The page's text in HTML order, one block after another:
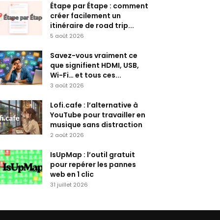
Étape par Étape : comment
créer facilement un
itinéraire de road trip...
5 août 2026
Savez-vous vraiment ce
que signifient HDMI, USB,
Wi-Fi… et tous ces...
3 août 2026
Lofi.cafe : l’alternative à
YouTube pour travailler en
musique sans distraction
2 août 2026
IsUpMap : l’outil gratuit
pour repérer les pannes
web en 1 clic
31 juillet 2026